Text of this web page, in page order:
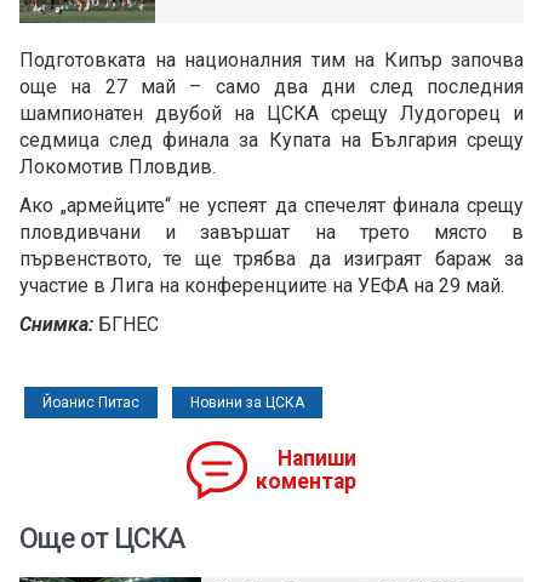
Подготовката на националния тим на Кипър започва
още на 27 май – само два дни след последния
шампионатен двубой на ЦСКА срещу Лудогорец и
седмица след финала за Купата на България срещу
Локомотив Пловдив.
Ако „армейците“ не успеят да спечелят финала срещу
пловдивчани и завършат на трето място в
първенството, те ще трябва да изиграят бараж за
участие в Лига на конференциите на УЕФА на 29 май.
Снимка: БГНЕС
Йоанис Питас Новини за ЦСКА
Напиши
коментар
Още от ЦСКА